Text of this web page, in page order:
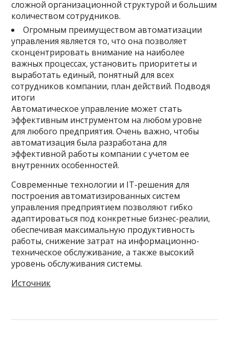
сложной организационной структурой и большим
количеством сотрудников.
Огромным преимуществом автоматизации
управления является то, что она позволяет
сконцентрировать внимание на наиболее
важных процессах, установить приоритеты и
выработать единый, понятный для всех
сотрудников компании, план действий. Подводя
итоги
Автоматическое управление может стать
эффективным инструментом на любом уровне
для любого предприятия. Очень важно, чтобы
автоматизация была разработана для
эффективной работы компании с учетом ее
внутренних особенностей.
Современные технологии и IT-решения для
построения автоматизированных систем
управления предприятием позволяют гибко
адаптироваться под конкретные бизнес-реалии,
обеспечивая максимальную продуктивность
работы, снижение затрат на информационно-
техническое обслуживание, а также высокий
уровень обслуживания системы.
Источник